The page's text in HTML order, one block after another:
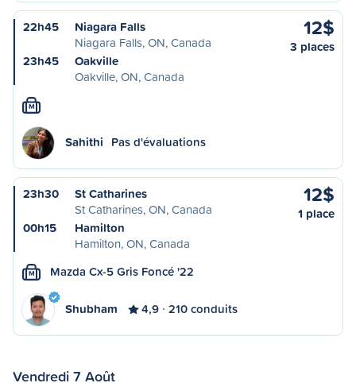
22h45
Niagara Falls
Niagara Falls, ON, Canada
23h45
Oakville
Oakville, ON, Canada
12$
3 places
M
Sahithi Pas d'évaluations
23h30
St Catharines
St Catharines, ON, Canada
00h15
Hamilton
Hamilton, ON, Canada
12$
1 place
M Mazda Cx-5 Gris Foncé '22
Shubham 4,9 210 conduits
Vendredi 7 Août